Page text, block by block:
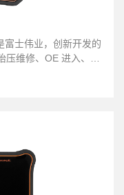
富士伟业，创新开发的
维修、OE 进入、轮
车型需要辅助激活...